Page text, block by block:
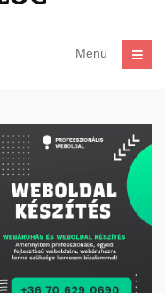
Menü